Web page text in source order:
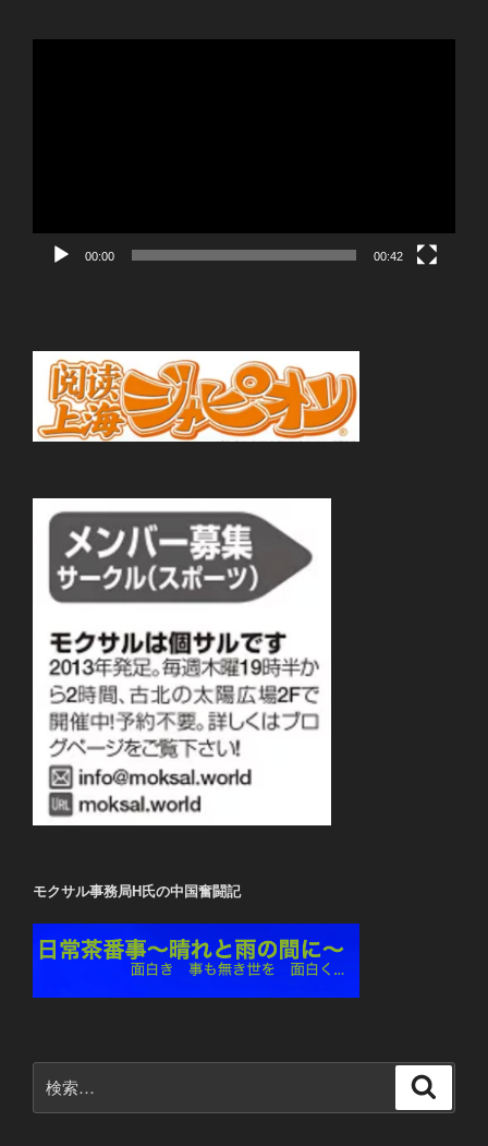
00:00 00:42
モクサル事務局H氏の中国奮闘記
索: